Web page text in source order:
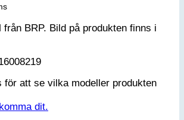
BRP. Bild på produkten finns i
för att se vilka modeller produkten
dit.